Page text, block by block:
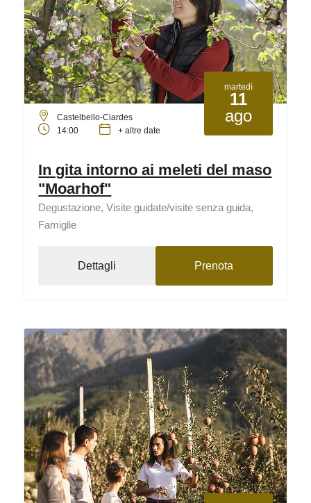
martedì
11
ago
Castelbello-Ciardes
14:00
+ altre date
In gita intorno ai meleti del maso
"Moarhof"
Degustazione, Visite guidate/visite senza guida,
Famiglie
Dettagli Prenota